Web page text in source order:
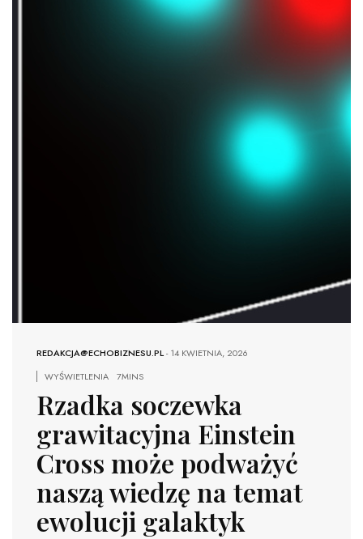
REDAKCJA@ECHOBIZNESU.PL-14 KWIETNIA, 2026
WYŚWIETLENIA
7MINS
Rzadka soczewka
grawitacyjna Einstein
Cross może podważyć
naszą wiedzę na temat
ewolucji galaktyk